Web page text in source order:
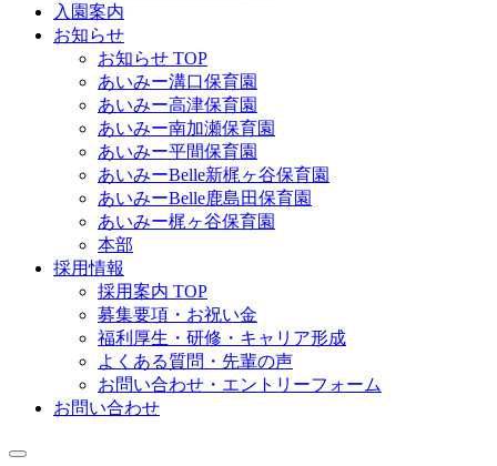
入園案内
お知らせ
お知らせ TOP
あいみー溝口保育園
あいみー高津保育園
あいみー南加瀬保育園
あいみー平間保育園
あいみーBelle新梶ヶ谷保育園
あいみーBelle鹿島田保育園
あいみー梶ヶ谷保育園
本部
採用情報
採用案内 TOP
募集要項・お祝い金
福利厚生・研修・キャリア形成
よくある質問・先輩の声
お問い合わせ・エントリーフォーム
お問い合わせ